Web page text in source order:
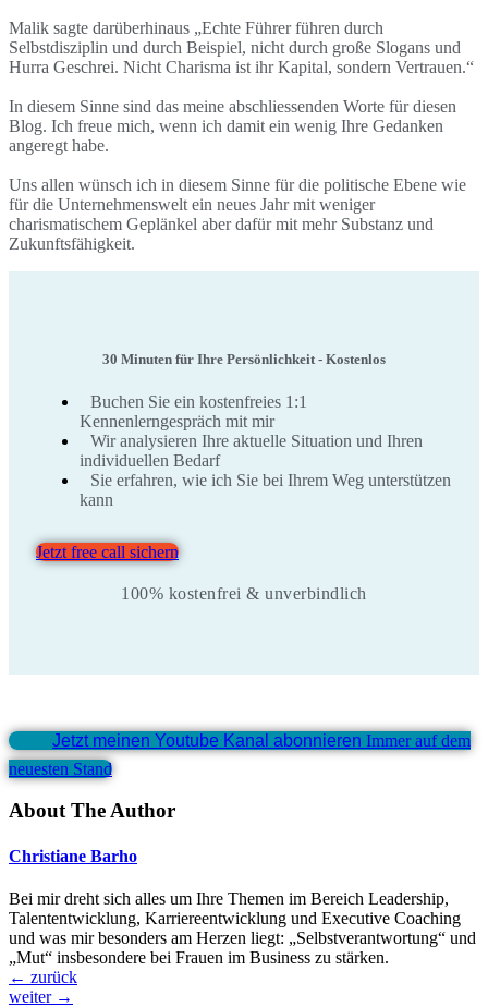
Malik sagte darüberhinaus „Echte Führer führen durch
Selbstdisziplin und durch Beispiel, nicht durch große Slogans und
Hurra Geschrei. Nicht Charisma ist ihr Kapital, sondern Vertrauen.“
In diesem Sinne sind das meine abschliessenden Worte für diesen
Blog. Ich freue mich, wenn ich damit ein wenig Ihre Gedanken
angeregt habe.
Uns allen wünsch ich in diesem Sinne für die politische Ebene wie
für die Unternehmenswelt ein neues Jahr mit weniger
charismatischem Geplänkel aber dafür mit mehr Substanz und
Zukunftsfähigkeit.
30 Minuten für Ihre Persönlichkeit - Kostenlos
Buchen Sie ein kostenfreies 1:1
Kennenlerngespräch mit mir
Wir analysieren Ihre aktuelle Situation und Ihren
individuellen Bedarf
Sie erfahren, wie ich Sie bei Ihrem Weg unterstützen
kann
Jetzt free call sichern
100% kostenfrei & unverbindlich
Jetzt meinen Youtube Kanal abonnieren Immer auf dem
neuesten Stand
About The Author
Christiane Barho
Bei mir dreht sich alles um Ihre Themen im Bereich Leadership,
Talententwicklung, Karriereentwicklung und Executive Coaching
und was mir besonders am Herzen liegt: „Selbstverantwortung“ und
„Mut“ insbesondere bei Frauen im Business zu stärken.
← zurück
weiter →